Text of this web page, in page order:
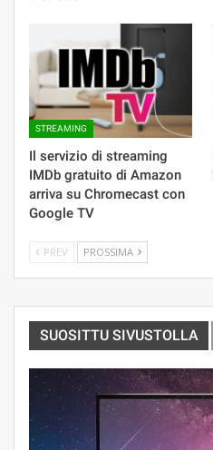
STREAMING
Il servizio di streaming
IMDb gratuito di Amazon
arriva su Chromecast con
Google TV
PREV PROSSIMA
SUOSITTU SIVUSTOLLA